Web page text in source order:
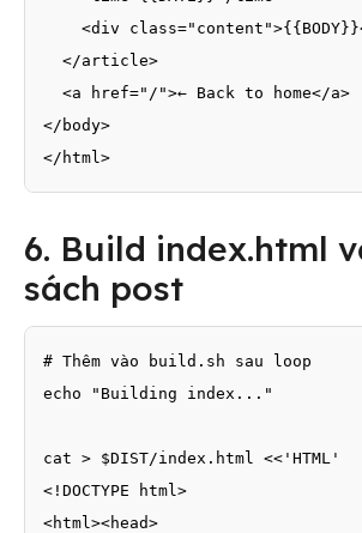
<div
  </article>
  <a href="/">← Back to home</a>
</body>
</html>
6. Build index.html
sách post
# Thêm vào build.sh sau loop
echo "Building index..."
cat > $DIST/index.html <<'HTML'
<!DOCTYPE html>
<html><head>